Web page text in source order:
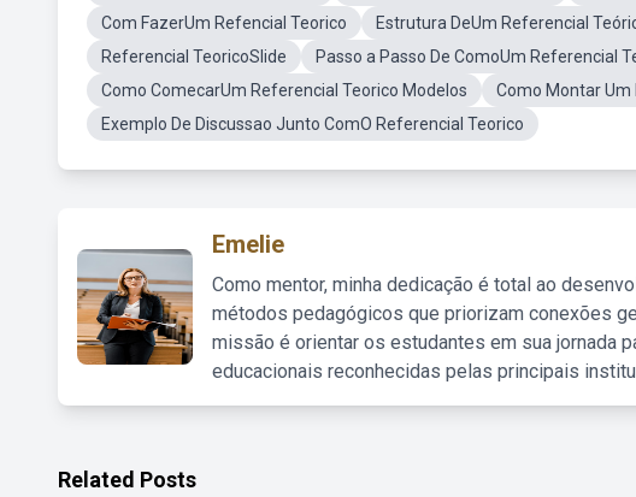
Com FazerUm Refencial Teorico
Estrutura DeUm Referencial
Referencial TeoricoSlide
Passo a Passo De ComoUm Referencial
Como ComecarUm Referencial Teorico Modelos
Como Montar Um
Exemplo De Discussao Junto ComO Referencial Teorico
Emelie
Como mentor, minha dedicação é total ao
métodos pedagógicos que priorizam conexões
missão é orientar os estudantes em sua jornada
educacionais reconhecidas pelas principais
Related Posts